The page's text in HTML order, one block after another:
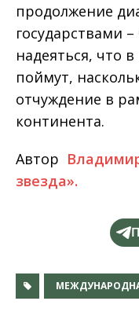
продолжение
государствами
надеяться, что
поймут,
отчуждение в
континента.
Автор
звезда».